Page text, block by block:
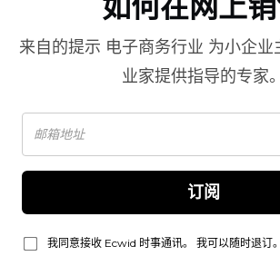
来自的提示 电子商务行业 为小企业
业家提供指导的专家。
订阅
我同意接收 Ecwid 时事通讯。 我可以随时退订。